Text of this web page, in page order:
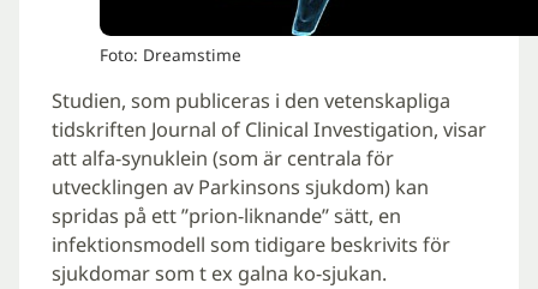
Foto: Dreamstime
Studien, som publiceras i den vetenskapliga
tidskriften Journal of Clinical Investigation, visar
att alfa-synuklein (som är centrala för
utvecklingen av Parkinsons sjukdom) kan
spridas på ett ”prion-liknande” sätt, en
infektionsmodell som tidigare beskrivits för
sjukdomar som t ex galna ko-sjukan.